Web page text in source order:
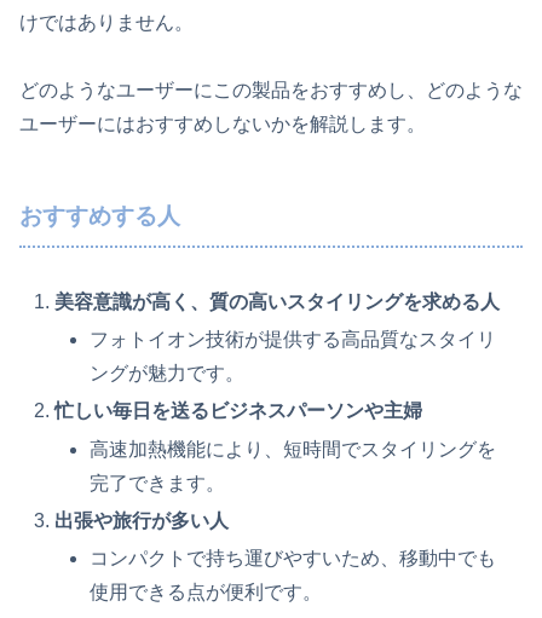
けではありません。
どのようなユーザーにこの製品をおすすめし、どのような
ユーザーにはおすすめしないかを解説します。
おすすめする人
美容意識が高く、質の高いスタイリングを求める人
フォトイオン技術が提供する高品質なスタイリ
ングが魅力です。
忙しい毎日を送るビジネスパーソンや主婦
高速加熱機能により、短時間でスタイリングを
完了できます。
出張や旅行が多い人
コンパクトで持ち運びやすいため、移動中でも
使用できる点が便利です。